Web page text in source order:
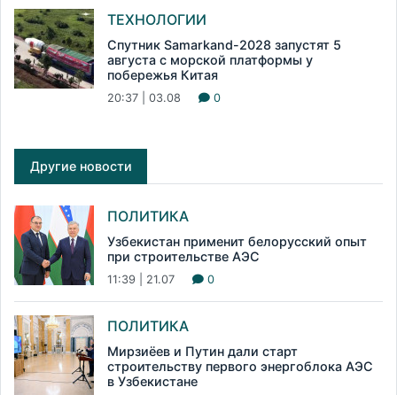
ТЕХНОЛОГИИ
Спутник Samarkand-2028 запустят 5
августа с морской платформы у
побережья Китая
20:37 | 03.08 0
Другие новости
ПОЛИТИКА
Узбекистан применит белорусский опыт
при строительстве АЭС
11:39 | 21.07 0
ПОЛИТИКА
Мирзиёев и Путин дали старт
строительству первого энергоблока АЭС
в Узбекистане